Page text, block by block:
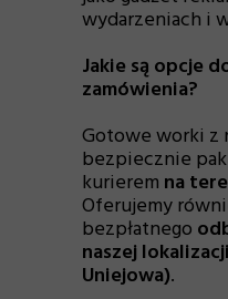
wydarzeniach i
Jakie są opcje
zamówienia?
Gotowe worki z
bezpiecznie
kurierem na
Oferujemy
bezpłatnego
naszej
Uniejowa).